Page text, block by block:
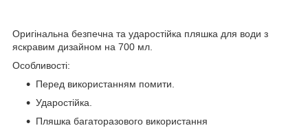
Оригінальна безпечна та ударостійка пляшка для води з
яскравим дизайном на 700 мл.
Особливості:
Перед використанням помити.
Ударостійка.
Пляшка багаторазового використання